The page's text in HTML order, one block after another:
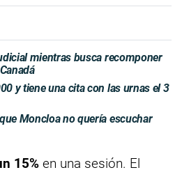
mientras busca recomponer
y tiene una cita con las urnas el 3
Moncloa no quería escuchar
15% en una sesión. El